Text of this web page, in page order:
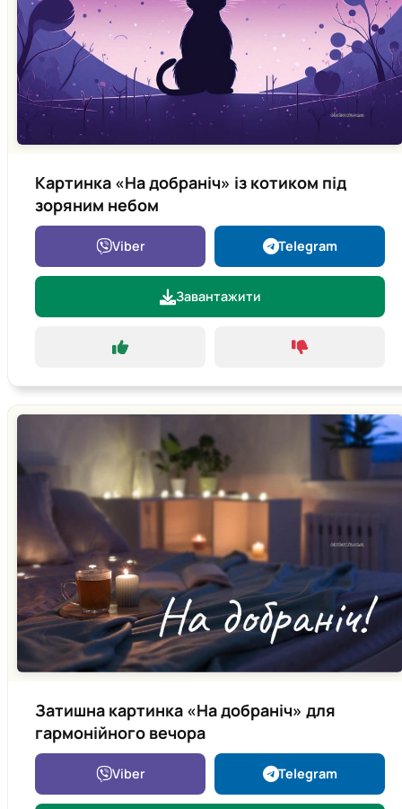
Картинка «На добраніч» із котиком під
зоряним небом
Viber Telegram
Завантажити
Затишна картинка «На добраніч» для
гармонійного вечора
Viber Telegram